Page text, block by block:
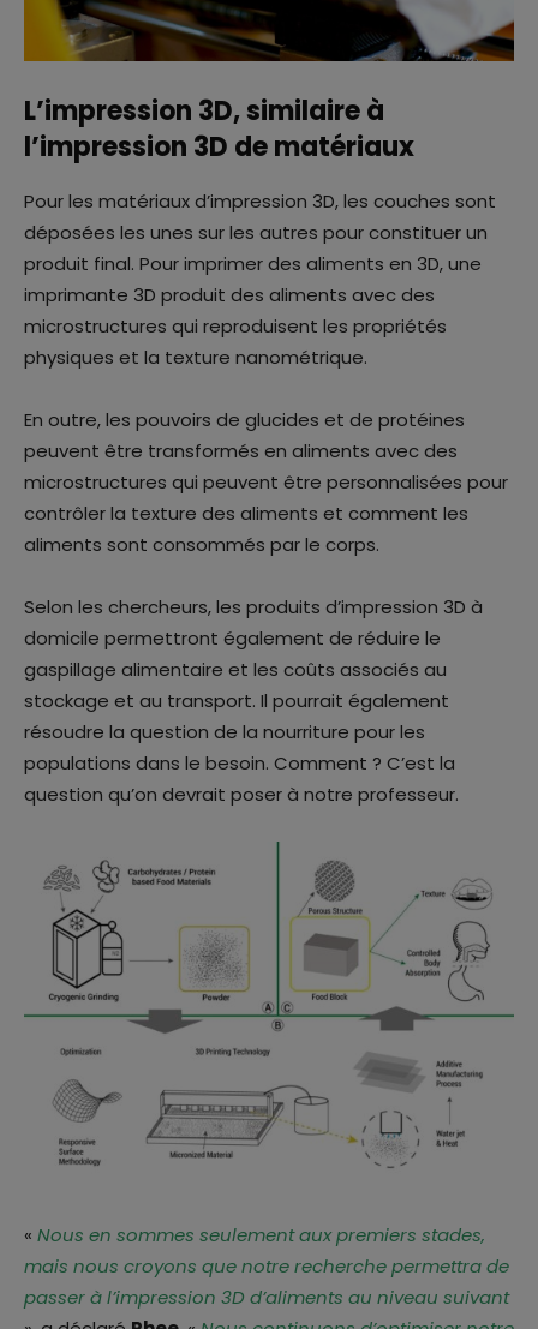
L’impression 3D, similaire à
l’impression 3D de matériaux
Pour les matériaux d’impression 3D, les couches sont
déposées les unes sur les autres pour constituer un
produit final. Pour imprimer des aliments en 3D, une
imprimante 3D produit des aliments avec des
microstructures qui reproduisent les propriétés
physiques et la texture nanométrique.
En outre, les pouvoirs de glucides et de protéines
peuvent être transformés en aliments avec des
microstructures qui peuvent être personnalisées pour
contrôler la texture des aliments et comment les
aliments sont consommés par le corps.
Selon les chercheurs, les produits d’impression 3D à
domicile permettront également de réduire le
gaspillage alimentaire et les coûts associés au
stockage et au transport. Il pourrait également
résoudre la question de la nourriture pour les
populations dans le besoin. Comment ? C’est la
question qu’on devrait poser à notre professeur.
« Nous en sommes seulement aux premiers stades,
mais nous croyons que notre recherche permettra de
passer à l’impression 3D d’aliments au niveau suivant